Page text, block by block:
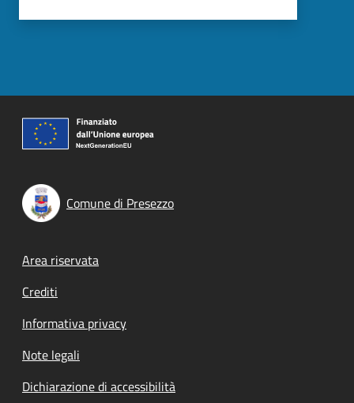
Comune di Presezzo
Footer menu
Area riservata
Crediti
Informativa privacy
Note legali
Dichiarazione di accessibilità